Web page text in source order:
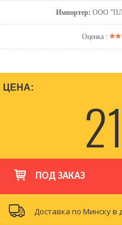
Импортер: ООО
Оценка :
ЦЕНА:
ПОД ЗАКАЗ
Доставка по Минску в